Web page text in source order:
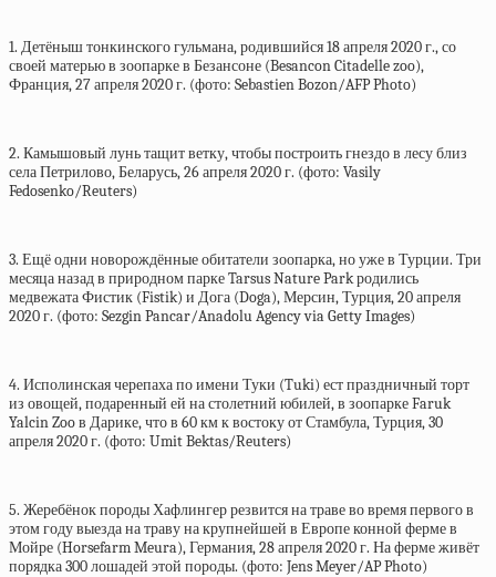
1. Детёныш тонкинского гульмана, родившийся 18 апреля 2020 г., со
своей матерью в зоопарке в Безансоне (Besancon Citadelle zoo),
Франция, 27 апреля 2020 г. (фото: Sebastien Bozon/AFP Photo)
2. Камышовый лунь тащит ветку, чтобы построить гнездо в лесу близ
села Петрилово, Беларусь, 26 апреля 2020 г. (фото: Vasily
Fedosenko/Reuters)
3. Ещё одни новорождённые обитатели зоопарка, но уже в Турции. Три
месяца назад в природном парке Tarsus Nature Park родились
медвежата Фистик (Fistik) и Дога (Doga), Мерсин, Турция, 20 апреля
2020 г. (фото: Sezgin Pancar/Anadolu Agency via Getty Images)
4. Исполинская черепаха по имени Туки (Tuki) ест праздничный торт
из овощей, подаренный ей на столетний юбилей, в зоопарке Faruk
Yalcin Zoo в Дарике, что в 60 км к востоку от Стамбула, Турция, 30
апреля 2020 г. (фото: Umit Bektas/Reuters)
5. Жеребёнок породы Хафлингер резвится на траве во время первого в
этом году выезда на траву на крупнейшей в Европе конной ферме в
Мойре (Horsefarm Meura), Германия, 28 апреля 2020 г. На ферме живёт
порядка 300 лошадей этой породы. (фото: Jens Meyer/AP Photo)